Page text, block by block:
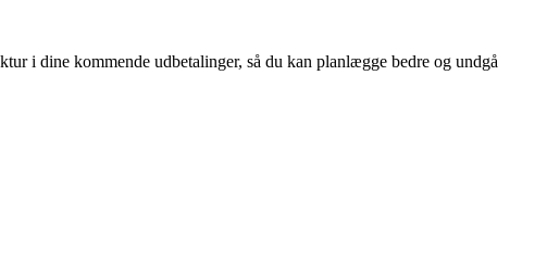
i dine kommende udbetalinger, så du kan planlægge bedre og undgå